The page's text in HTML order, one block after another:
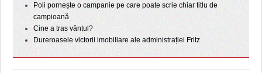
Poli pornește o campanie pe care poate scrie chiar titlu de
campioană
Cine a tras vântul?
Dureroasele victorii imobiliare ale administrației Fritz